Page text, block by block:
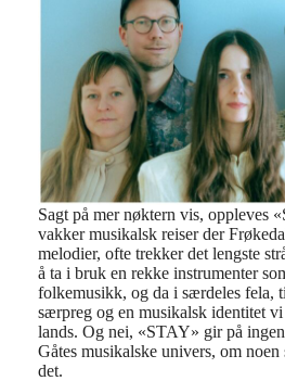
Sagt på mer nøktern vis, oppleves
vakker musikalsk reiser der
melodier, ofte trekker det lengste
å ta i bruk en rekke instrumenter
folkemusikk, og da i særdeles fela,
særpreg og en musikalsk identitet
lands. Og nei, «STAY» gir på
Gåtes musikalske univers, om
det.